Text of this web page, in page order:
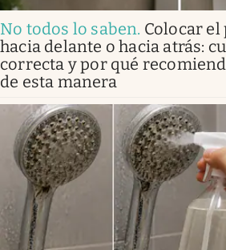
No todos lo saben. Colocar
hacia delante o hacia atrás:
correcta y por qué
de esta manera